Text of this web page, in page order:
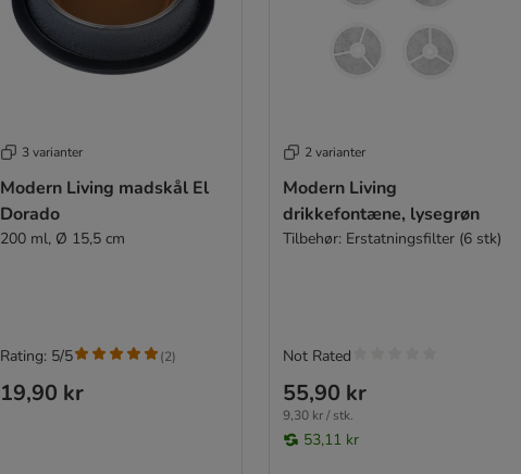
3 varianter
Modern Living madskål El
Dorado
200 ml, Ø 15,5 cm
19,90 kr
Rating: 5/5 (2)
2 varianter
Modern Living
drikkefontæne, lysegrøn
Tilbehør: Erstatningsfilter (6 stk)
55,90 kr
9,30 kr / stk.
53,11 kr
Not Rated